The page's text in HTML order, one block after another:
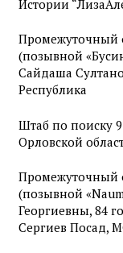
Истории
Промежуточный
(позывной
Сайдаша
Республика
Штаб по поиску
Орловской
Промежуточный
(позывной
Георгиевны, 84
Сергиев Посад,